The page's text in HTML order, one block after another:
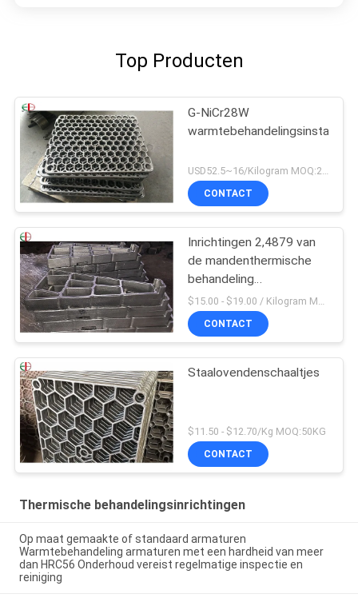
Top Producten
G-NiCr28W
USD52.5~16/Kilogram MOQ:20 kilogram/Kilogram
CONTACT
Inrichtingen 2,4879 van
de mandenthermische
behandeling
Hittebestendig
Staaldienblad
$15.00 - $19.00 / Kilogram MOQ:20 kilogram/Kilogram
CONTACT
Staalovendenschaaltjes
$11.50 - $12.70/Kg MOQ:50KG
CONTACT
Thermische behandelingsinrichtingen
Op maat gemaakte of standaard armaturen
Warmtebehandeling armaturen met een hardheid van meer
dan HRC56 Onderhoud vereist regelmatige inspectie en
reiniging